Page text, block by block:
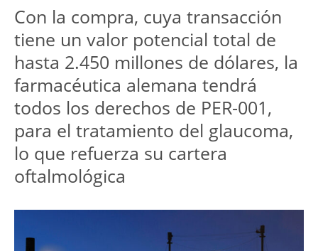
Con la compra, cuya transacción
tiene un valor potencial total de
hasta 2.450 millones de dólares, la
farmacéutica alemana tendrá
todos los derechos de PER-001,
para el tratamiento del glaucoma,
lo que refuerza su cartera
oftalmológica